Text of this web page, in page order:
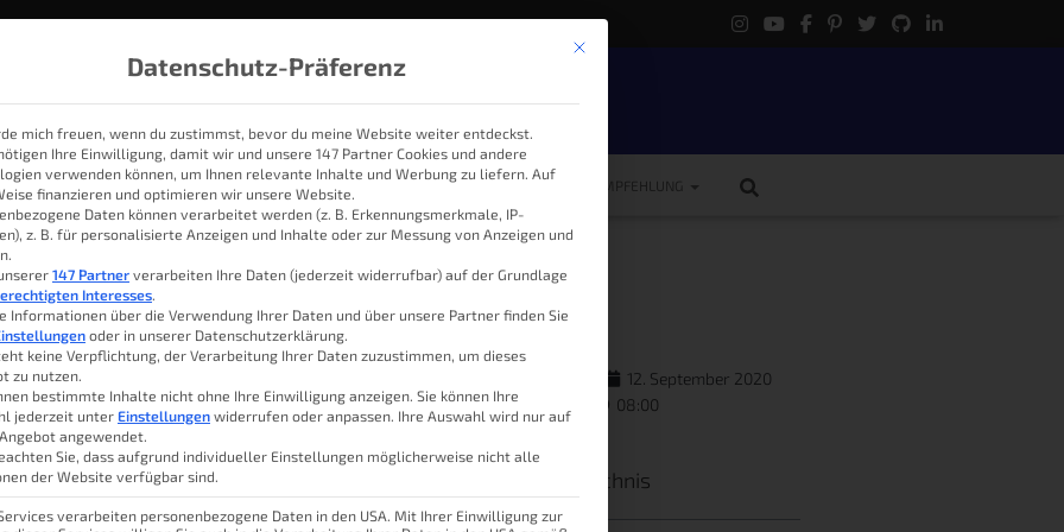
IOBROKER THEMEN KATEGORIEN SMART HOME SYSTEME EMPFEHLUNG
im Test – Klein und gut?
Climate zur Verfügung gestellt.
ist?Im Smart Homekann man
12. September 2020
08:00
Inhaltsverzeichnis
Mit diesem Button wird der Dialog geschlossen. Seine Funktionalität ist
Datenschutz-Präferenz
mich freuen, wenn du zustimmst, bevor du meine Website weiter entdeckst.
Ihre Einwilligung, damit wir und unsere 147 Partner Cookies und andere
verwenden können, um Ihnen relevante Inhalte und Werbung zu liefern. Auf
finanzieren und optimieren wir unsere Website.
Daten können verarbeitet werden (z. B. Erkennungsmerkmale, IP-
z. B. für personalisierte Anzeigen und Inhalte oder zur Messung von Anzeigen und
147 Partner verarbeiten Ihre Daten (jederzeit widerrufbar) auf der Grundlage
Interesses.
Informationen über die Verwendung Ihrer Daten und über unsere Partner finden Sie
oder in unserer Datenschutzerklärung.
keine Verpflichtung, der Verarbeitung Ihrer Daten zuzustimmen, um dieses
zu nutzen.
bestimmte Inhalte nicht ohne Ihre Einwilligung anzeigen. Sie können Ihre
jederzeit unter Einstellungen widerrufen oder anpassen. Ihre Auswahl wird nur auf
angewendet.
Sie, dass aufgrund individueller Einstellungen möglicherweise nicht alle
der Website verfügbar sind.
verarbeiten personenbezogene Daten in den USA. Mit Ihrer Einwilligung zur